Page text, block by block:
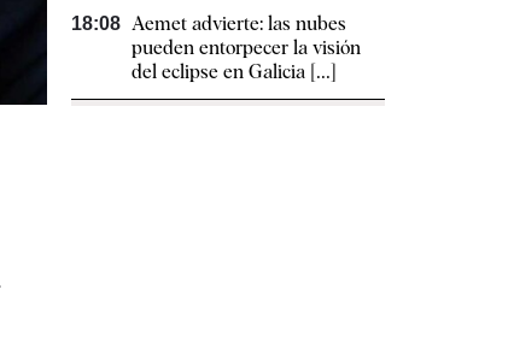
18:08 Aemet advierte: las nubes
pueden entorpecer la visión
del eclipse en Galicia [...]